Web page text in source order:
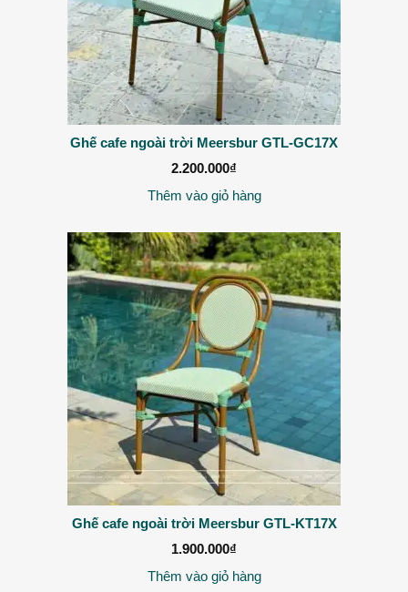
Ghế cafe ngoài trời Meersbur GTL-GC17X
2.200.000₫
Thêm vào giỏ hàng
Ghế cafe ngoài trời Meersbur GTL-KT17X
1.900.000₫
Thêm vào giỏ hàng